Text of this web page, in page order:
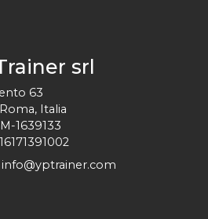
srl
63
Roma, Italia
1639133
16171391002
info@yptrainer.com